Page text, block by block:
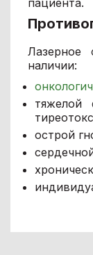
Лазерное
наличии:
тяжелой
острой